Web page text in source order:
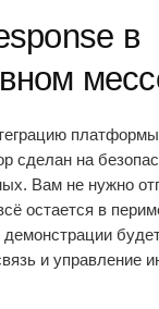
в
платформы
сделан на
Вам не нужно
остается в
и управление